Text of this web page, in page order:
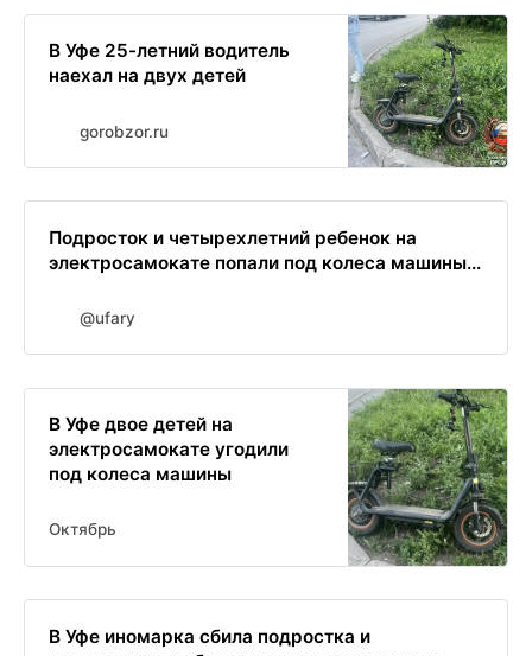
В Уфе 25-летний водитель
наехал на двух детей
gorobzor.ru
Подросток и четырехлетний ребенок на
электросамокате попали под колеса машины...
@ufary
В Уфе двое детей на
электросамокате угодили
под колеса машины
Октябрь
В Уфе иномарка сбила подростка и